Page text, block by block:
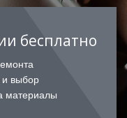
бесплатно
и выбор
материалы